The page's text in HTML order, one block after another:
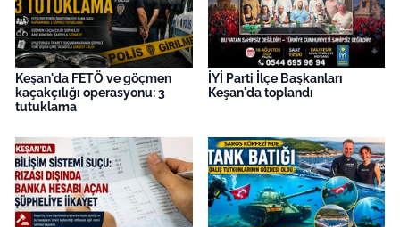
Keşan'da FETÖ ve göçmen
kaçakçılığı operasyonu: 3
tutuklama
İYİ Parti İlçe Başkanları
Keşan'da toplandı